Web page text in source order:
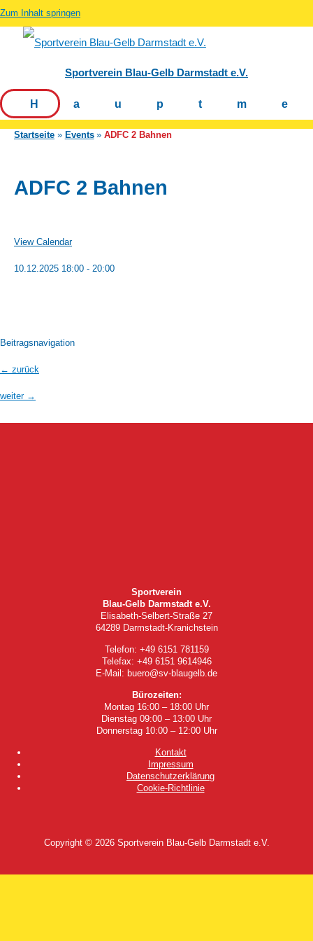
Zum Inhalt springen
Sportverein Blau-Gelb Darmstadt e.V.
Startseite Events ADFC 2 Bahnen
ADFC 2 Bahnen
View Calendar
10.12.2025 18:00 - 20:00
Beitragsnavigation
← zurück
weiter →
Sportverein
Blau-Gelb Darmstadt e.V.
Elisabeth-Selbert-Straße 27
64289 Darmstadt-Kranichstein
Telefon: +49 6151 781159
Telefax: +49 6151 9614946
E-Mail: buero@sv-blaugelb.de
Bürozeiten:
Montag 16:00 – 18:00 Uhr
Dienstag 09:00 – 13:00 Uhr
Donnerstag 10:00 – 12:00 Uhr
Kontakt
Impressum
Datenschutzerklärung
Cookie-Richtlinie
Copyright © 2026 Sportverein Blau-Gelb Darmstadt e.V.